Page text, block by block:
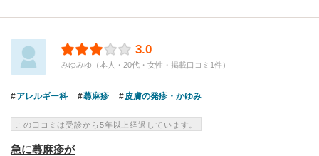
3.0
みゆみゆ（本人・20代・女性・掲載口コミ1件）
アレルギー科 蕁麻疹 皮膚の発疹・かゆみ
この口コミは受診から5年以上経過しています。
急に蕁麻疹が